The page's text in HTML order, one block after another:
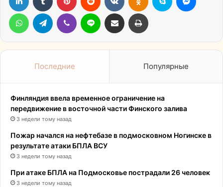
WhatsAppTelegram Viber Line Поделиться через электронную почту Печатать
Последние Популярные
Финляндия ввела временное ограничение на
передвижение в восточной части Финского залива
3 недели тому назад
Пожар начался на нефтебазе в подмосковном Ногинске в
результате атаки БПЛА ВСУ
3 недели тому назад
При атаке БПЛА на Подмосковье пострадали 26 человек
3 недели тому назад